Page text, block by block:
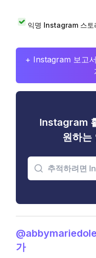
익명 Instagram 스토
+ Instagram 보고
Instagram
원하는
가